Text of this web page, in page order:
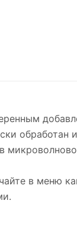
в меню